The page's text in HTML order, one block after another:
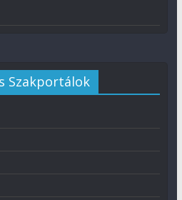
Szakportálok